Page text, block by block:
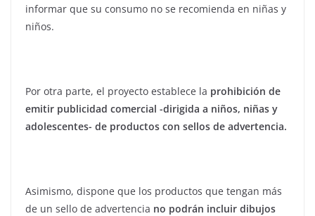
informar que su consumo no se recomienda en niñas y
niños.
Por otra parte, el proyecto establece la prohibición de
emitir publicidad comercial -dirigida a niños, niñas y
adolescentes- de productos con sellos de advertencia.
Asimismo, dispone que los productos que tengan más
de un sello de advertencia no podrán incluir dibujos